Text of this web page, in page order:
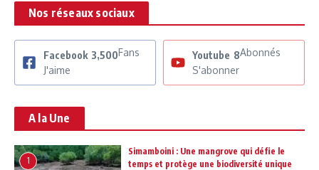
Nos réseaux sociaux
Facebook 3,500Fans
J'aime
Youtube 8Abonnés
S'abonner
A la Une
1
Simamboini : Une mangrove qui défie le
temps et protège une biodiversité unique